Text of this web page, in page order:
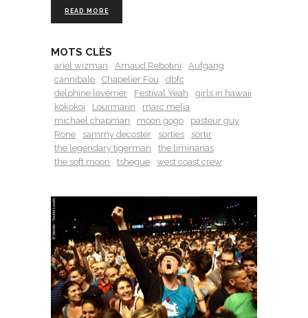
READ MORE
MOTS CLÉS
ariel wizman Arnaud Rebotini
Aufgang
cannibale
Chapelier Fou
dbfc
delphine leverrier
Festival Yeah
girls in hawaii
kokokoi
Lourmarin
marc melia
michael chapman
moon gogo
pasteur guy
Rone
sammy decoster sorties
sortir
the legendary tigerman
the liminanas
the soft moon
tshegue west coast crew